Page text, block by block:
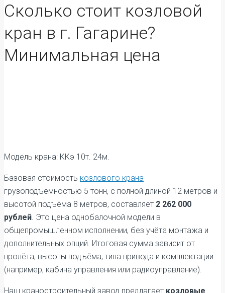
Сколько стоит козловой
кран в г. Гагарине?
Минимальная цена
Модель крана: ККэ 10т. 24м.
Базовая стоимость козлового крана
грузоподъёмностью 5 тонн, с полной длиной 12 метров и
высотой подъёма 8 метров, составляет 2 262 000
рублей . Это цена однобалочной модели в
общепромышленном исполнении, без учёта монтажа и
дополнительных опций. Итоговая сумма зависит от
пролёта, высоты подъёма, типа привода и комплектации
(например, кабина управления или радиоуправление).
Наш краностроительный завод предлагает козловые